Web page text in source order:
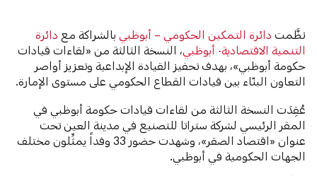
نظَّمتدائرة التمكين الحكومي – أبوظبي بالشراكة مع دائرة
التنمية الاقتصادية- أبوظبي ، النسخة الثالثة من «لقاءات قيادات
حكومة أبوظبي»، بهدف تحفيز القيادة الإبداعية وتعزيز أواصر
التعاون البنّاء بين قيادات القطاع الحكومي على مستوى الإمارة.
عُقِدَت النسخة الثالثة من لقاءات قيادات حكومة أبوظبي في
المقر الرئيسي لشركة ستراتا للتصنيع في مدينة العين تحت
عنوان «اقتصاد الصقر»، وشهدت حضور 33 وفداً يمثِّلون مختلف
الجهات الحكومية في أبوظبي.